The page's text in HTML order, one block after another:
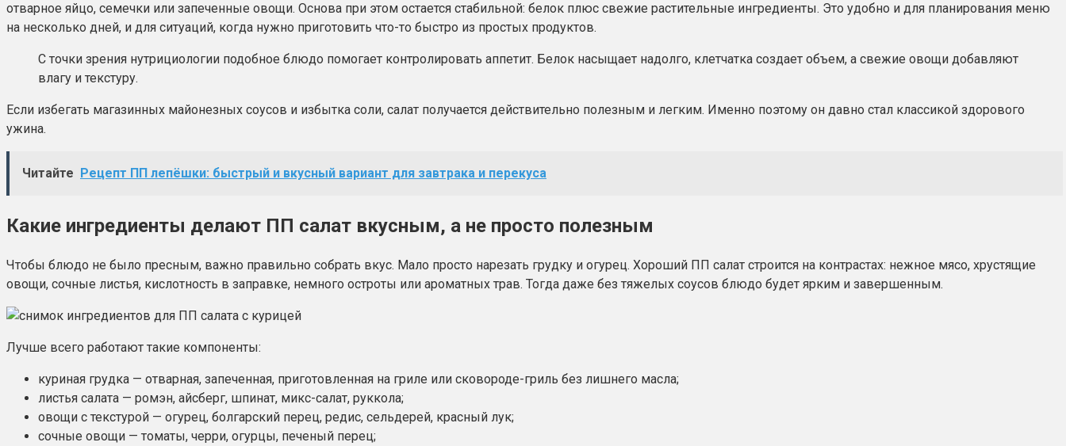
отварное яйцо, семечки или запеченные овощи. Основа при этом остается стабильной: белок плюс свежие растительные ингредиенты. Это удобно и для планирования меню
на несколько дней, и для ситуаций, когда нужно приготовить что-то быстро из простых продуктов.
С точки зрения нутрициологии подобное блюдо помогает контролировать аппетит. Белок насыщает надолго, клетчатка создает объем, а свежие овощи добавляют
влагу и текстуру.
Если избегать магазинных майонезных соусов и избытка соли, салат получается действительно полезным и легким. Именно поэтому он давно стал классикой здорового
ужина.
Читайте Рецепт ПП лепёшки: быстрый и вкусный вариант для завтрака и перекуса
Какие ингредиенты делают ПП салат вкусным, а не просто полезным
Чтобы блюдо не было пресным, важно правильно собрать вкус. Мало просто нарезать грудку и огурец. Хороший ПП салат строится на контрастах: нежное мясо, хрустящие
овощи, сочные листья, кислотность в заправке, немного остроты или ароматных трав. Тогда даже без тяжелых соусов блюдо будет ярким и завершенным.
Лучше всего работают такие компоненты:
куриная грудка — отварная, запеченная, приготовленная на гриле или сковороде-гриль без лишнего масла;
листья салата — ромэн, айсберг, шпинат, микс-салат, руккола;
овощи с текстурой — огурец, болгарский перец, редис, сельдерей, красный лук;
сочные овощи — томаты, черри, огурцы, печеный перец;